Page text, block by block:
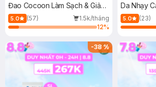
Đao Cocoon Làm Sạch & Giảm
Dầu 500ml
5.0 (57)
1.5k/tháng
12%
Da Nhạy
(Mới)
5.0 (23)
-38%